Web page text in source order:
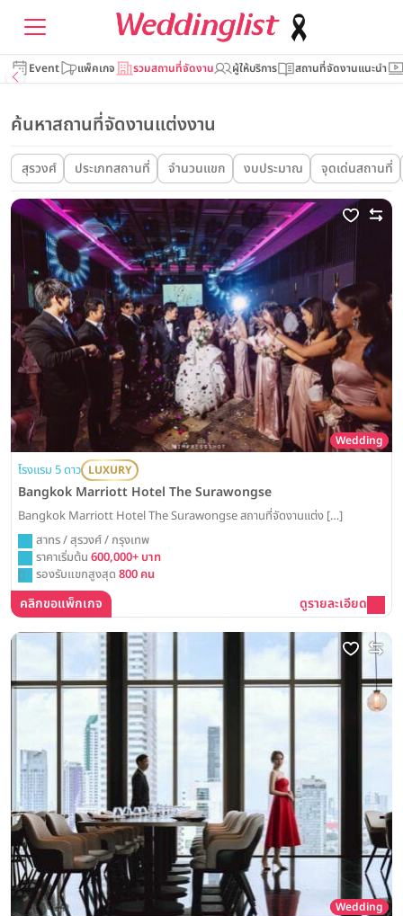
Event แพ็คเกจ รวมสถานที่จัดงาน ผู้ให้บริการ สถานที่จัดงานแนะนำ
ค้นหาสถานที่จัดงานแต่งงาน
สุรวงศ์ ประเภทสถานที่ จำนวนแขก งบประมาณ จุดเด่นสถานที่
Wedding
โรงแรม 5 ดาว LUXURY
Bangkok Marriott Hotel The Surawongse
Bangkok Marriott Hotel The Surawongse สถานที่จัดงานแต่ง […]
สาทร / สุรวงศ์ / กรุงเทพ
ราคาเริ่มต้น 600,000+ บาท
รองรับแขกสูงสุด 800 คน
คลิกขอแพ็กเกจ ดูรายละเอียด
Wedding